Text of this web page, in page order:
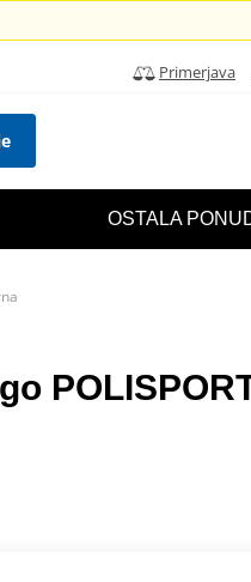
Primerjava
OSTALA